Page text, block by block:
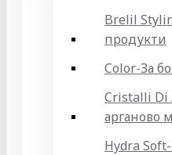
Brelil
продукти
Color-За
Cristalli Di
арганово
Hydra